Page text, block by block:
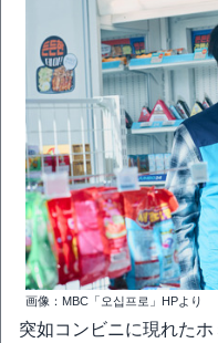
画像：MBC「오십프로」HPより
突如コンビニに現れた